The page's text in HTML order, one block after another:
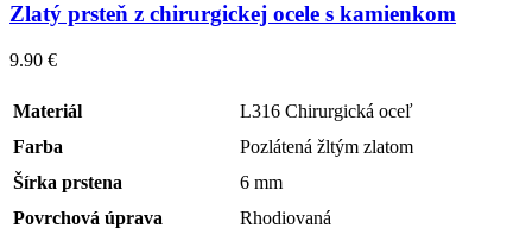
Zlatý prsteň z chirurgickej ocele s kamienkom
9.90 €
Materiál
L316 Chirurgická oceľ
Farba
Pozlátená žltým zlatom
Šírka prstena
6 mm
Povrchová úprava
Rhodiovaná